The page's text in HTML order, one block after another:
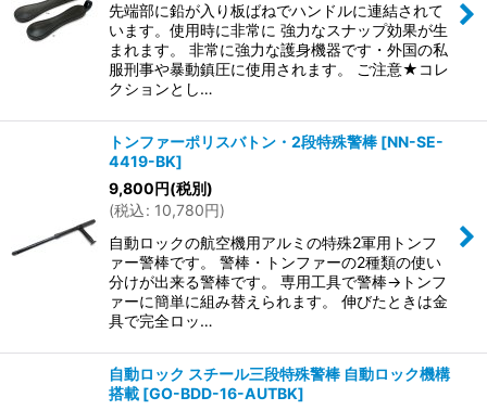
先端部に鉛が入り板ばねでハンドルに連結されて
います。使用時に非常に 強力なスナップ効果が生
まれます。 非常に強力な護身機器です・外国の私
服刑事や暴動鎮圧に使用されます。 ご注意★コレ
クションとし…
トンファーポリスバトン・2段特殊警棒 [NN-SE-
4419-BK]
9,800円(税別)
(税込: 10,780円)
自動ロックの航空機用アルミの特殊2軍用トンフ
ァー警棒です。 警棒・トンファーの2種類の使い
分けが出来る警棒です。 専用工具で警棒→トンフ
ァーに簡単に組み替えられます。 伸びたときは金
具で完全ロッ…
自動ロック スチール三段特殊警棒 自動ロック機構
搭載 [GO-BDD-16-AUTBK]